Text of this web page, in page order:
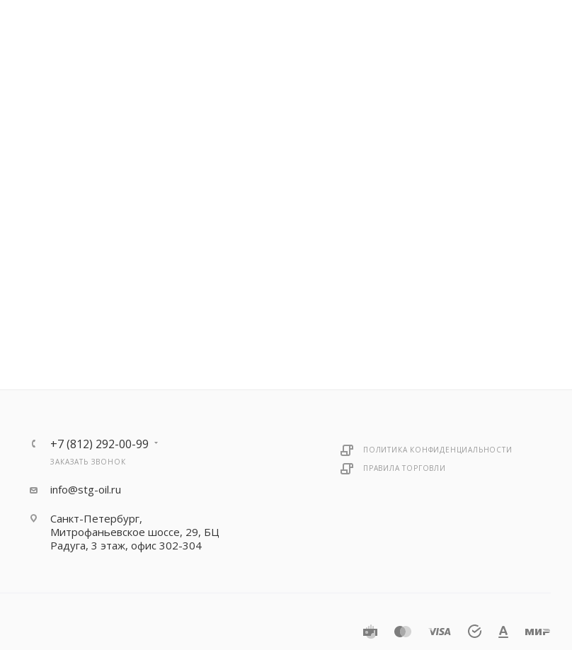
+7 (812) 292-00-99
ЗАКАЗАТЬ ЗВОНОК
info@stg-oil.ru
Санкт-Петербург,
Митрофаньевское шоссе, 29, БЦ
Радуга, 3 этаж, офис 302-304
ПОЛИТИКА КОНФИДЕНЦИАЛЬНОСТИ
ПРАВИЛА ТОРГОВЛИ